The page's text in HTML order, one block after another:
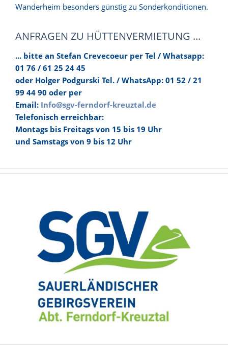
Wanderheim besonders günstig zu Sonderkonditionen.
ANFRAGEN ZU HÜTTENVERMIETUNG ...
... bitte an Stefan Crevecoeur per Tel / Whatsapp:
01 76 / 61 25 24 45
oder Holger Podgurski Tel. / WhatsApp: 01 52 / 21
99 44 90 oder per
Email: Info@sgv-ferndorf-kreuztal.de
Telefonisch erreichbar:
Montags bis Freitags von 15 bis 19 Uhr
und Samstags von 9 bis 12 Uhr